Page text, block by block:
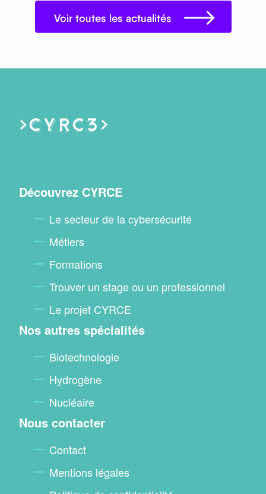
Voir toutes les actualités
Menu
Découvrez CYRCE
Le secteur de la cybersécurité
Métiers
Formations
Trouver un stage ou un professionnel
Le projet CYRCE
Nos autres spécialités
Biotechnologie
Hydrogène
Nucléaire
Nous contacter
Contact
Mentions légales